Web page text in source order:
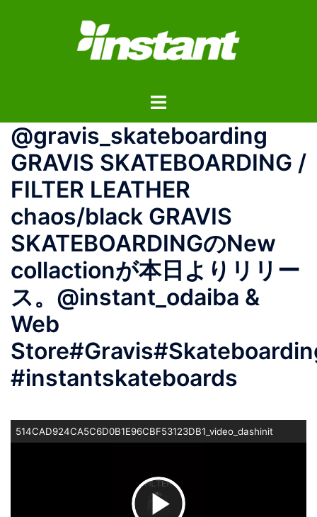
ス
ト
ル
メ
ニ
ュ
ー
@gravis_skateboarding
GRAVIS SKATEBOARDING /
FILTER LEATHER
chaos/black GRAVIS
SKATEBOARDINGのNew
collactionが本日よりリリー
ス。@instant_odaiba &
Web
#instantskateboards
514CAD924CA5C6D0B1E96CBF53123DB1_video_dashinit
ビ